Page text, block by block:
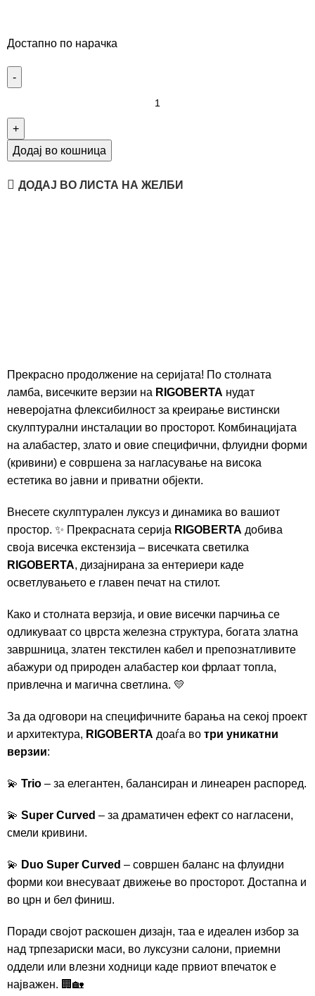
Достапно по нарачка
Додај во кошница
ДОДАЈ ВО ЛИСТА НА ЖЕЛБИ
Прекрасно продолжение на серијата! По столната
ламба, висечките верзии на RIGOBERTA нудат
неверојатна флексибилност за креирање вистински
скулптурални инсталации во просторот. Комбинацијата
на алабастер, злато и овие специфични, флуидни форми
(кривини) е совршена за нагласување на висока
естетика во јавни и приватни објекти.
Внесете скулптурален луксуз и динамика во вашиот
простор. ✨ Прекрасната серија RIGOBERTA добива
своја висечка екстензија – висечката светилка
RIGOBERTA, дизајнирана за ентериери каде
осветлувањето е главен печат на стилот.
Како и столната верзија, и овие висечки парчиња се
одликуваат со цврста железна структура, богата златна
завршница, златен текстилен кабел и препознатливите
абажури од природен алабастер кои фрлаат топла,
привлечна и магична светлина. 💛
За да одговори на специфичните барања на секој проект
и архитектура, RIGOBERTA доаѓа во три уникатни
верзии:
💫 Trio – за елегантен, балансиран и линеарен распоред.
💫 Super Curved – за драматичен ефект со нагласени,
смели кривини.
💫 Duo Super Curved – совршен баланс на флуидни
форми кои внесуваат движење во просторот. Достапна и
во црн и бел финиш.
Поради својот раскошен дизајн, таа е идеален избор за
над трпезариски маси, во луксузни салони, приемни
оддели или влезни ходници каде првиот впечаток е
најважен. 🏢🏡